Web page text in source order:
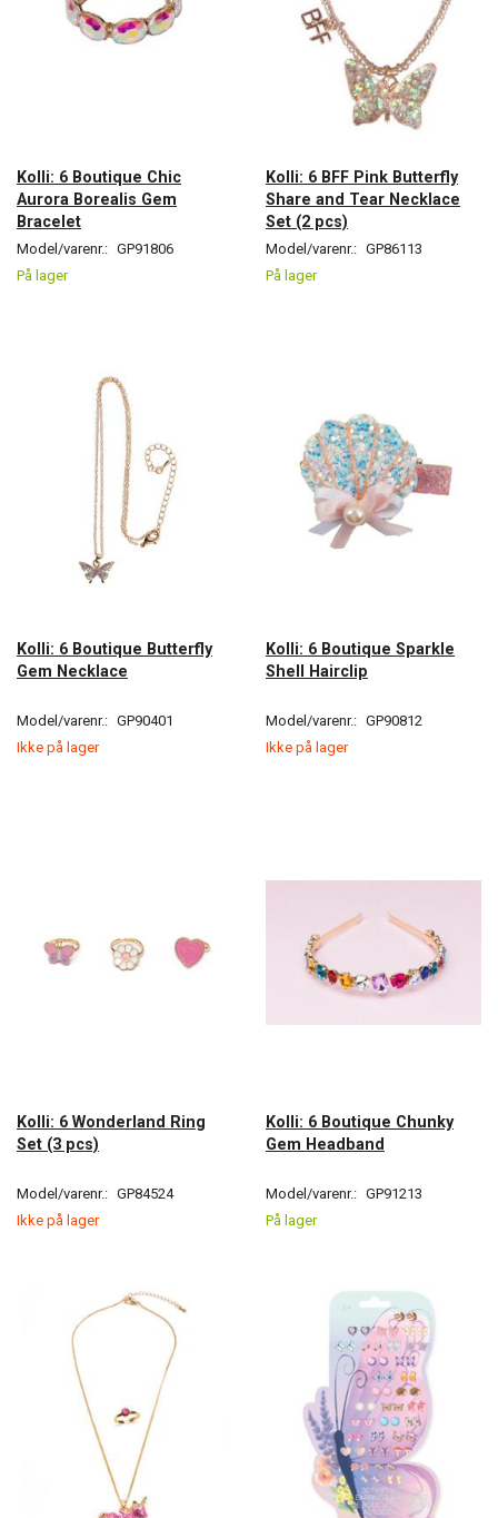
Kolli: 6 Boutique Chic
Aurora Borealis Gem
Bracelet
Model/varenr.: GP91806
På lager
Kolli: 6 BFF Pink Butterfly
Share and Tear Necklace
Set (2 pcs)
Model/varenr.: GP86113
På lager
Kolli: 6 Boutique Butterfly
Gem Necklace
Model/varenr.: GP90401
Ikke på lager
Kolli: 6 Boutique Sparkle
Shell Hairclip
Model/varenr.: GP90812
Ikke på lager
Kolli: 6 Wonderland Ring
Set (3 pcs)
Model/varenr.: GP84524
Ikke på lager
Kolli: 6 Boutique Chunky
Gem Headband
Model/varenr.: GP91213
På lager